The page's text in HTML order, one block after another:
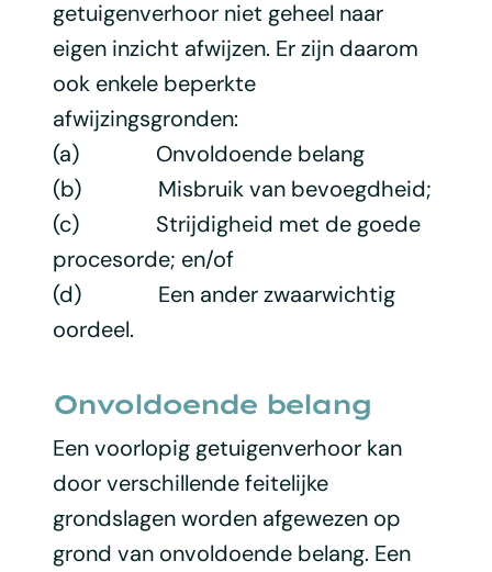
getuigenverhoor niet geheel naar
eigen inzicht afwijzen. Er zijn daarom
ook enkele beperkte
afwijzingsgronden:
(a) Onvoldoende belang
(b) Misbruik van bevoegdheid;
(c) Strijdigheid met de goede
procesorde; en/of
(d) Een ander zwaarwichtig
oordeel.
Onvoldoende belang
Een voorlopig getuigenverhoor kan
door verschillende feitelijke
grondslagen worden afgewezen op
grond van onvoldoende belang. Een